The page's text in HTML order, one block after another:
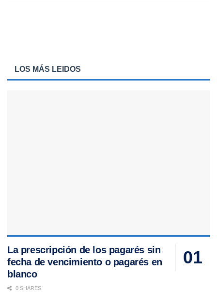
LOS MÁS LEIDOS
La prescripción de los pagarés sin
fecha de vencimiento o pagarés en
blanco
0 SHARES